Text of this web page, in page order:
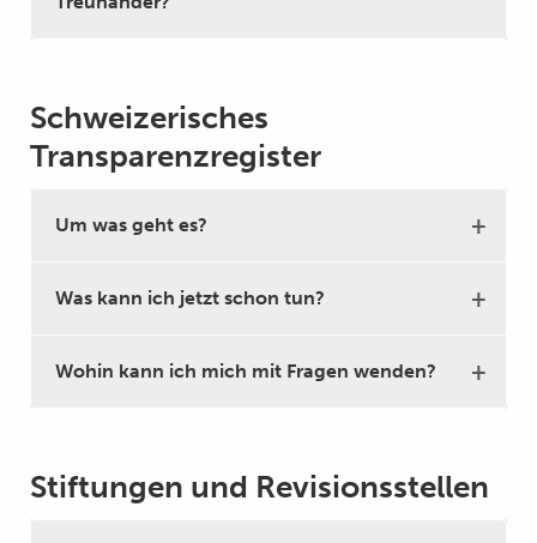
Schweizerisches
Transparenzregister
Um was geht es?
Was kann ich jetzt schon tun?
Wohin kann ich mich mit Fragen wenden?
Stiftungen und Revisionsstellen